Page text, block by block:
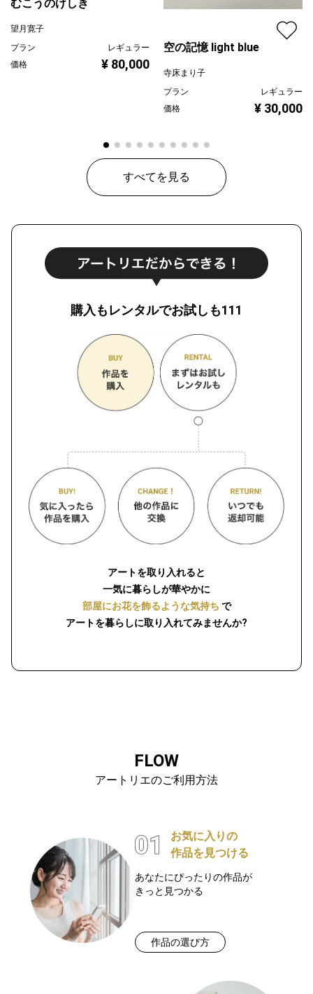
むこうのけしき
望月寛子
プラン
レギュラー
価格
¥ 80,000
空の記憶 light blue
寺床まり子
プラン
レギュラー
価格
¥ 30,000
すべてを見る
購入もレンタルでお試しも111
アートを取り入れると
一気に暮らしが華やかに
部屋にお花を飾るような気持ち で
アートを暮らしに取り入れてみませんか?
FLOW
アートリエのご利用方法
お気に入りの
作品を見つける
あなたにぴったりの作品が
きっと見つかる
作品の選び方